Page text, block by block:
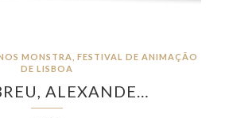
MONSTRA, FESTIVAL DE ANIMAÇÃO
DE LISBOA
ALEXANDE…